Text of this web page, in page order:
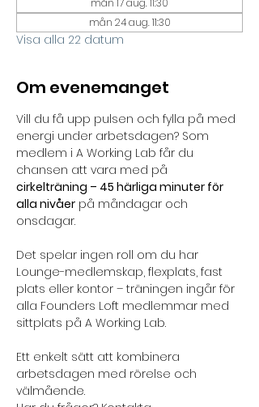
mån 17 aug. 11:30
mån 24 aug. 11:30
Visa alla 22 datum
Om evenemanget
Vill du få upp pulsen och fylla på med
energi under arbetsdagen? Som
medlem i A Working Lab får du
chansen att vara med på
cirkelträning – 45 härliga minuter för
alla nivåer på måndagar och
onsdagar.
Det spelar ingen roll om du har
Lounge-medlemskap, flexplats, fast
plats eller kontor – träningen ingår för
alla Founders Loft medlemmar med
sittplats på A Working Lab.
Ett enkelt sätt att kombinera
arbetsdagen med rörelse och
välmående.